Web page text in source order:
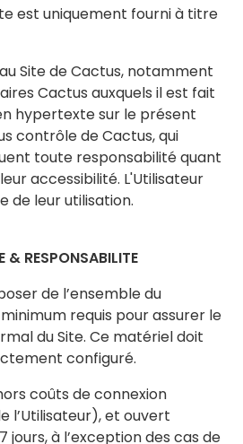
est uniquement fourni à titre
Site de Cactus, notamment
Cactus auxquels il est fait
hypertexte sur le présent
contrôle de Cactus, qui
toute responsabilité quant
accessibilité. L'Utilisateur
de leur utilisation.
& RESPONSABILITE
de l’ensemble du
requis pour assurer le
du Site. Ce matériel doit
configuré.
coûts de connexion
l’Utilisateur), et ouvert
à l’exception des cas de